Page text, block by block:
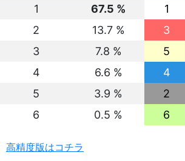
1 67.5 % 1
2
13.7 % 3
3
7.8 % 5
4
6.6 % 4
5
3.9 % 2
6
0.5 % 6
高精度版はコチラ